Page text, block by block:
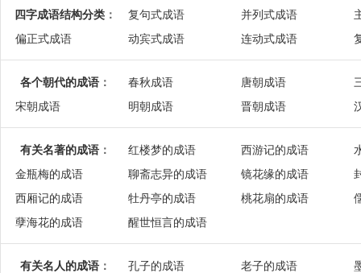
四字成语结构分类 ： 复句式成语 并列式成语
偏正式成语
动宾式成语 连动式成语
各个朝代的成语 ： 春秋成语 唐朝成语
宋朝成语
明朝成语 晋朝成语
有关名著的成语 ： 红楼梦的成语 西游记的成语
金瓶梅的成语
聊斋志异的成语 镜花缘的成语
西厢记的成语
牡丹亭的成语 桃花扇的成语
孽海花的成语
醒世恒言的成语
有关名人的成语 ： 孔子的成语 老子的成语